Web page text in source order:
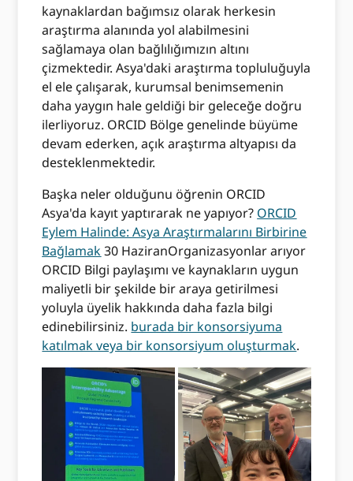
kaynaklardan bağımsız olarak herkesin
araştırma alanında yol alabilmesini
sağlamaya olan bağlılığımızın altını
çizmektedir. Asya'daki araştırma topluluğuyla
el ele çalışarak, kurumsal benimsemenin
daha yaygın hale geldiği bir geleceğe doğru
ilerliyoruz. ORCID Bölge genelinde büyüme
devam ederken, açık araştırma altyapısı da
desteklenmektedir.
Başka neler olduğunu öğrenin ORCID
Asya'da kayıt yaptırarak ne yapıyor? ORCID
Eylem Halinde: Asya Araştırmalarını Birbirine
Bağlamak30 HaziranOrganizasyonlar arıyor
ORCID Bilgi paylaşımı ve kaynakların uygun
maliyetli bir şekilde bir araya getirilmesi
yoluyla üyelik hakkında daha fazla bilgi
edinebilirsiniz. burada bir konsorsiyuma
katılmak veya bir konsorsiyum oluşturmak.